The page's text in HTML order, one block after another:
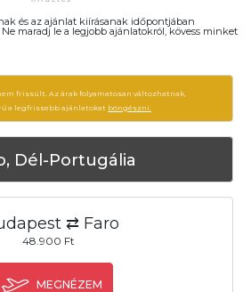
és az ajánlat kiírásanak időpontjában
maradj le a legjobb ajánlatokról, kövess minket
frissült. Az árak folyamatosan változhatnak,
a legfrissebb ajánlatokat böngészni.
Dél-Portugália
⇄ Faro
48.900 Ft
MEGNÉZEM